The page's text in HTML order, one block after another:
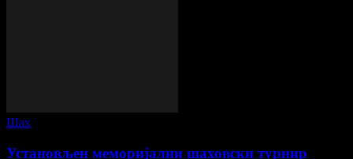
Шах
Установљен меморијални шаховски турнир